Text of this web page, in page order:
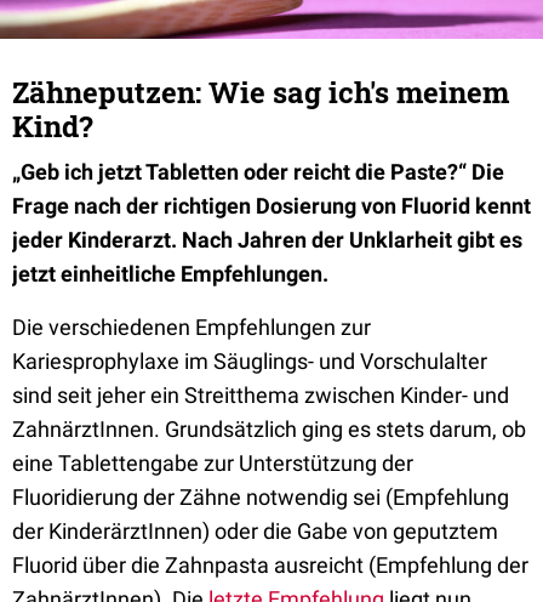
Zähneputzen: Wie sag ich's meinem
Kind?
„Geb ich jetzt Tabletten oder reicht die Paste?“ Die
Frage nach der richtigen Dosierung von Fluorid kennt
jeder Kinderarzt. Nach Jahren der Unklarheit gibt es
jetzt einheitliche Empfehlungen.
Die verschiedenen Empfehlungen zur
Kariesprophylaxe im Säuglings- und Vorschulalter
sind seit jeher ein Streitthema zwischen Kinder- und
ZahnärztInnen. Grundsätzlich ging es stets darum, ob
eine Tablettengabe zur Unterstützung der
Fluoridierung der Zähne notwendig sei (Empfehlung
der KinderärztInnen) oder die Gabe von geputztem
Fluorid über die Zahnpasta ausreicht (Empfehlung der